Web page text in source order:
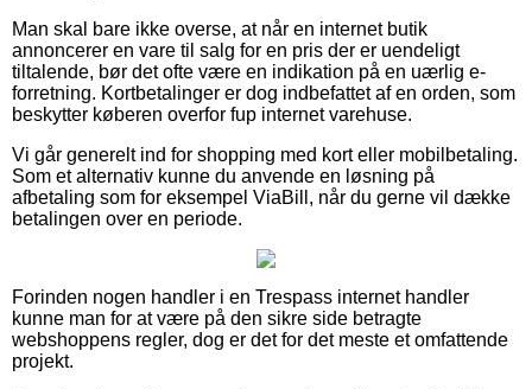
Man skal bare ikke overse, at når en internet butik
annoncerer en vare til salg for en pris der er uendeligt
tiltalende, bør det ofte være en indikation på en uærlig e-
forretning. Kortbetalinger er dog indbefattet af en orden, som
beskytter køberen overfor fup internet varehuse.
Vi går generelt ind for shopping med kort eller mobilbetaling.
Som et alternativ kunne du anvende en løsning på
afbetaling som for eksempel ViaBill, når du gerne vil dække
betalingen over en periode.
Forinden nogen handler i en Trespass internet handler
kunne man for at være på den sikre side betragte
webshoppens regler, dog er det for det meste et omfattende
projekt.